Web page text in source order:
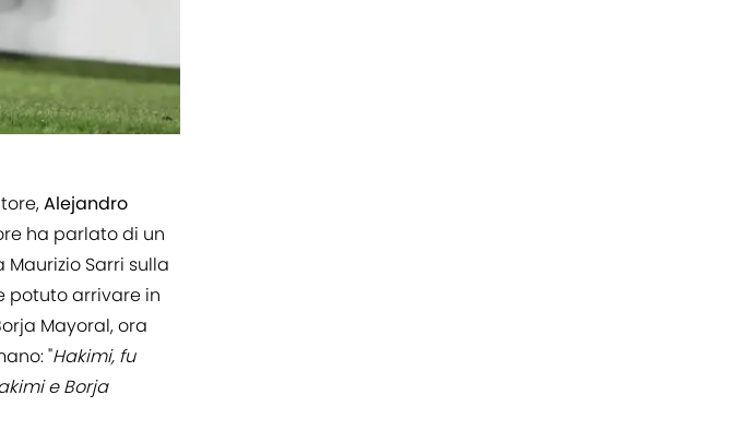
Alejandro
ha parlato di un
Sarri sulla
potuto arrivare in
Mayoral, ora
"Hakimi, fu
e Borja